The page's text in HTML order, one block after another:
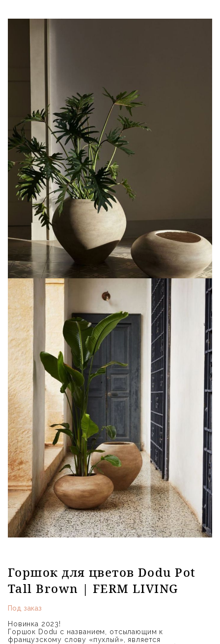
Горшок для цветов Dodu Pot
Tall Brown | FERM LIVING
Под заказ
Новинка 2023!
Горшок Dodu с названием, отсылающим к
французскому слову «пухлый», является